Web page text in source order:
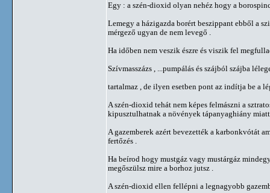
Egy : a szén-dioxid olyan nehéz hogy a
Lemegy a házigazda borért beszippant ebből a
mérgező ugyan de nem levegő .
Ha időben nem veszik észre és viszik fel
Szívmasszázs , ...pumpálás és szájból szájba
tartalmaz , de ilyen esetben pont az indítja be a
A szén-dioxid tehát nem képes felmászni a
kipusztulhatnak a növények tápanyaghiány
A gazemberek azért bevezették a karbonkvótát
fertőzés .
Ha beírod hogy mustgáz vagy mustárgáz
megőszülsz mire a borhoz jutsz .
A szén-dioxid ellen fellépni a legnagyobb